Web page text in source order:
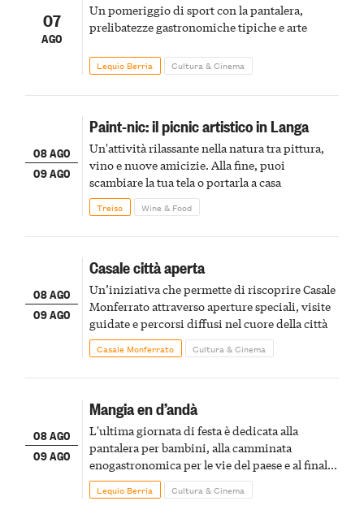
07
AGO
Un pomeriggio di sport con la pantalera,
prelibatezze gastronomiche tipiche e arte
Lequio Berria Cultura & Cinema
08 AGO
09 AGO
Paint-nic: il picnic artistico in Langa
Un'attività rilassante nella natura tra pittura,
vino e nuove amicizie. Alla fine, puoi
scambiare la tua tela o portarla a casa
Treiso Wine & Food
08 AGO
09 AGO
Casale città aperta
Un’iniziativa che permette di riscoprire Casale
Monferrato attraverso aperture speciali, visite
guidate e percorsi diffusi nel cuore della città
Casale Monferrato Cultura & Cinema
08 AGO
09 AGO
Mangia en d’andà
L'ultima giornata di festa è dedicata alla
pantalera per bambini, alla camminata
enogastronomica per le vie del paese e al finale
pirotecnico
Lequio Berria Cultura & Cinema